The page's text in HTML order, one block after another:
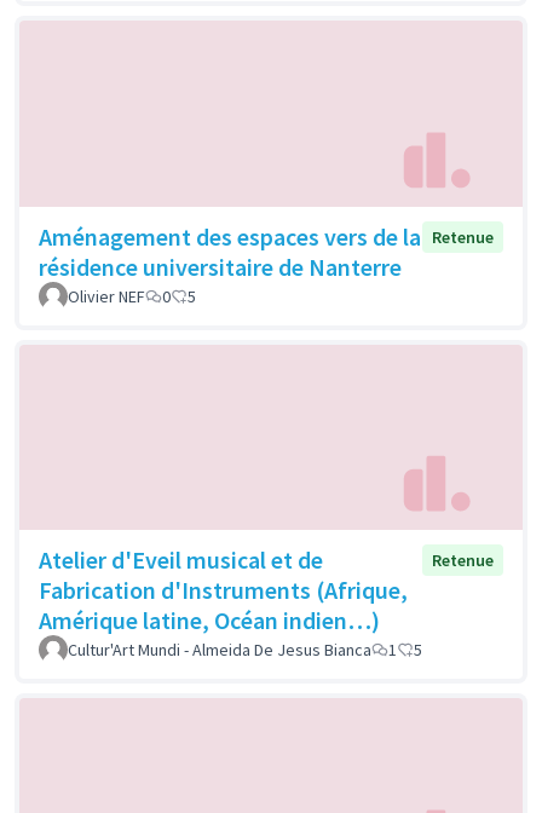
Aménagement des espaces vers de la
résidence universitaire de Nanterre
Retenue
Olivier NEF 0 5
Atelier d'Eveil musical et de
Fabrication d'Instruments (Afrique,
Amérique latine, Océan indien…)
Retenue
Cultur'Art Mundi - Almeida De Jesus Bianca 1 5